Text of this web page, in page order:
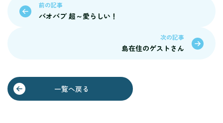
前の記事
バオバブ 超～愛らしい！
次の記事
島在住のゲストさん
一覧へ戻る